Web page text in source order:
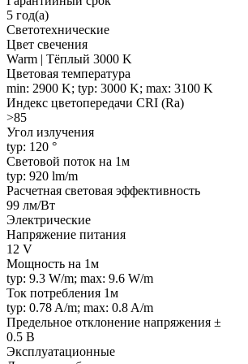
5 год(а)
Светотехнические
Цвет свечения
Warm | Тёплый 3000 K
Цветовая температура
min: 2900 K; typ: 3000 K; max: 3100 K
Индекс цветопередачи CRI (Ra)
>85
Угол излучения
typ: 120 °
Световой поток на 1м
typ: 920 lm/m
Расчетная световая эффективность
99 лм/Вт
Электрические
Напряжение питания
12 V
Мощность на 1м
typ: 9.3 W/m; max: 9.6 W/m
Ток потребления 1м
typ: 0.78 A/m; max: 0.8 A/m
Предельное отклонение напряжения ±
0.5 В
Эксплуатационные